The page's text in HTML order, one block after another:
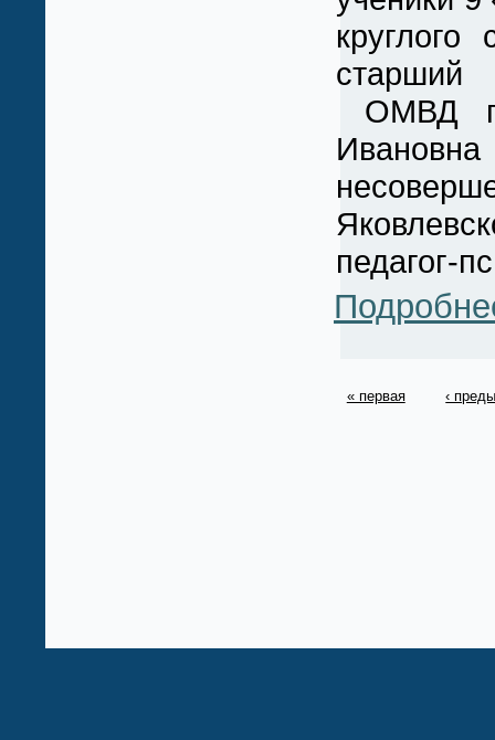
старший
ОМВД
педагог-
« первая ‹